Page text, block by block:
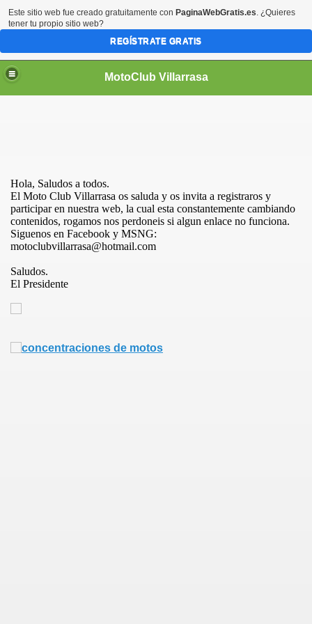
MotoClub Villarrasa
Hola, Saludos a todos.
El Moto Club Villarrasa os saluda y os invita a registraros y
participar en nuestra web, la cual esta constantemente cambiando
contenidos, rogamos nos perdoneis si algun enlace no funciona.
Siguenos en Facebook y MSNG:
motoclubvillarrasa@hotmail.com
Saludos.
El Presidente
Este sitio web fue creado gratuitamente con PaginaWebGratis.es. ¿Quieres
tener tu propio sitio web?
REGÍSTRATE GRATIS